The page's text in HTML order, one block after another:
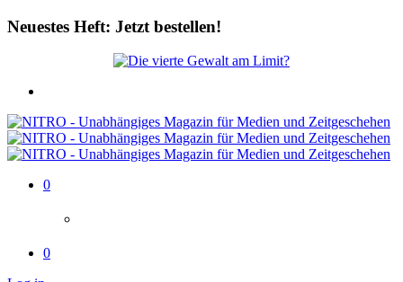
Neuestes Heft: Jetzt bestellen!
0
0